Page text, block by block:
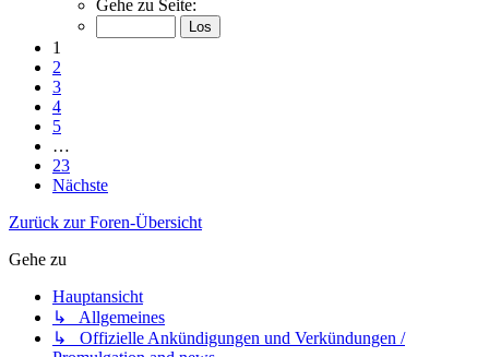
Gehe zu Seite:
1
2
3
4
5
…
23
Nächste
Zurück zur Foren-Übersicht
Gehe zu
Hauptansicht
↳ Allgemeines
↳ Offizielle Ankündigungen und Verkündungen /